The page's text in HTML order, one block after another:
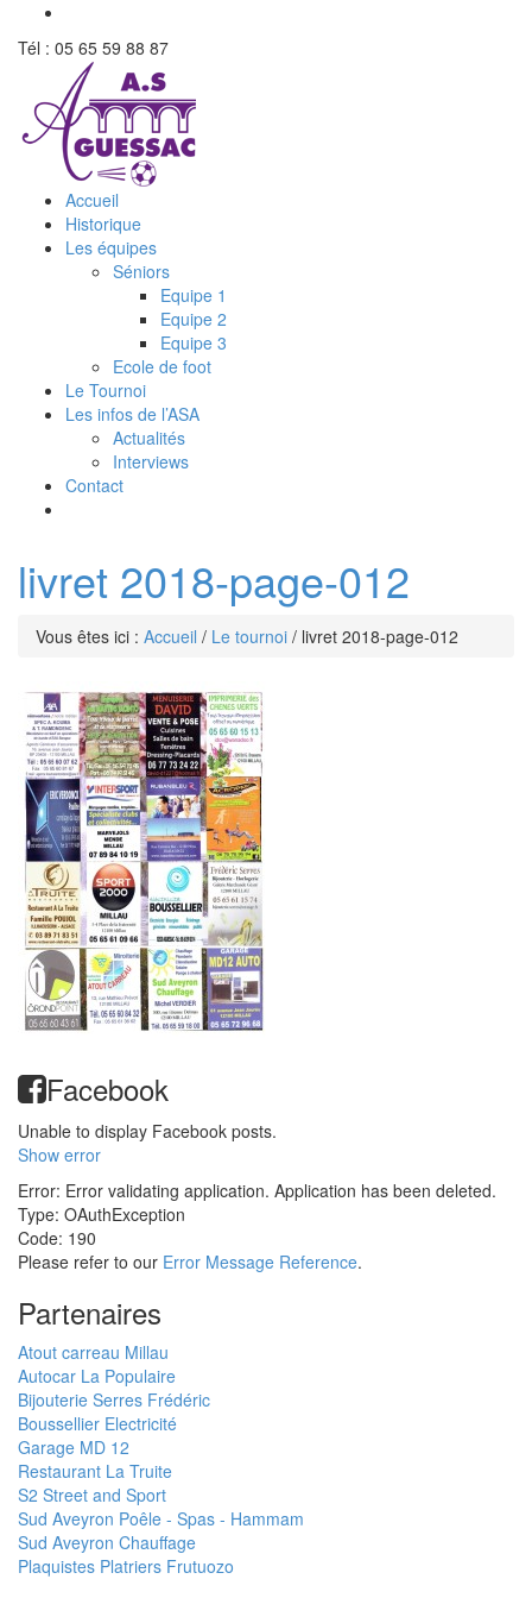
Tél : 05 65 59 88 87
Accueil
Historique
Les équipes
Séniors
Equipe 1
Equipe 2
Equipe 3
Ecole de foot
Le Tournoi
Les infos de l’ASA
Actualités
Interviews
Contact
livret 2018-page-012
Vous êtes ici : Accueil / Le tournoi / livret 2018-page-012
Facebook
Unable to display Facebook posts.
Show error
Error: Error validating application. Application has been deleted.
Type: OAuthException
Code: 190
Please refer to our Error Message Reference.
Partenaires
Atout carreau Millau
Autocar La Populaire
Bijouterie Serres Frédéric
Boussellier Electricité
Garage MD 12
Restaurant La Truite
S2 Street and Sport
Sud Aveyron Poêle - Spas - Hammam
Sud Aveyron Chauffage
Plaquistes Platriers Frutuozo